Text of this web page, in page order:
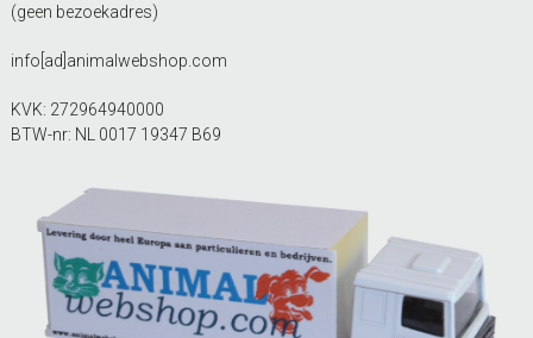
(geen bezoekadres)
info[ad]animalwebshop.com
KVK: 272964940000
BTW-nr: NL 0017 19347 B69